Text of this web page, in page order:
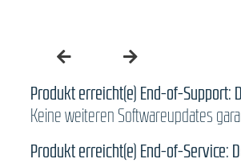
Produkt erreicht(e) End-of-Support:
Keine weiteren Softwareupdates
Produkt erreicht(e) End-of-Service: